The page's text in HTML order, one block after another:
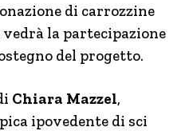
di carrozzine
la partecipazione
del progetto.
Chiara Mazzel,
ipovedente di sci